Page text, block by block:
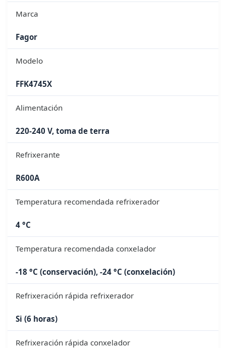
Marca
Fagor
Modelo
FFK4745X
Alimentación
220-240 V, toma de terra
Refrixerante
R600A
Temperatura recomendada refrixerador
4 °C
Temperatura recomendada conxelador
-18 °C (conservación), -24 °C (conxelación)
Refrixeración rápida refrixerador
Si (6 horas)
Refrixeración rápida conxelador